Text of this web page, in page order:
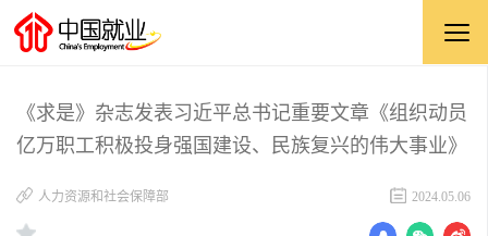
《求是》杂志发表习近平总书记重要文章《组织动员
亿万职工积极投身强国建设、民族复兴的伟大事业》
人力资源和社会保障部 2024.05.06